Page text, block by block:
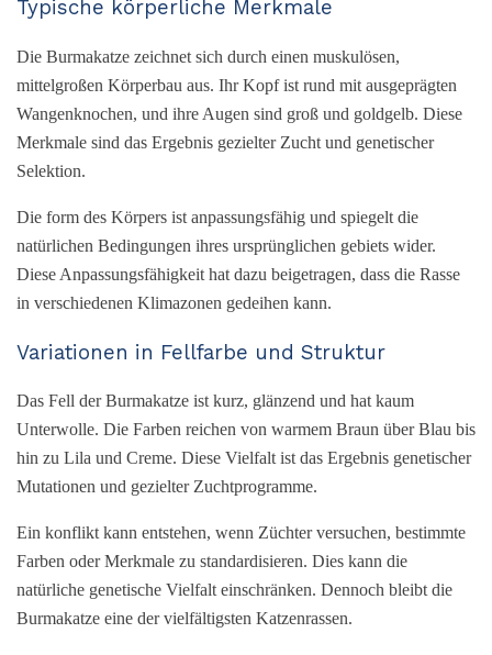
Typische körperliche Merkmale
Die Burmakatze zeichnet sich durch einen muskulösen,
mittelgroßen Körperbau aus. Ihr Kopf ist rund mit ausgeprägten
Wangenknochen, und ihre Augen sind groß und goldgelb. Diese
Merkmale sind das Ergebnis gezielter Zucht und genetischer
Selektion.
Die form des Körpers ist anpassungsfähig und spiegelt die
natürlichen Bedingungen ihres ursprünglichen gebiets wider.
Diese Anpassungsfähigkeit hat dazu beigetragen, dass die Rasse
in verschiedenen Klimazonen gedeihen kann.
Variationen in Fellfarbe und Struktur
Das Fell der Burmakatze ist kurz, glänzend und hat kaum
Unterwolle. Die Farben reichen von warmem Braun über Blau bis
hin zu Lila und Creme. Diese Vielfalt ist das Ergebnis genetischer
Mutationen und gezielter Zuchtprogramme.
Ein konflikt kann entstehen, wenn Züchter versuchen, bestimmte
Farben oder Merkmale zu standardisieren. Dies kann die
natürliche genetische Vielfalt einschränken. Dennoch bleibt die
Burmakatze eine der vielfältigsten Katzenrassen.